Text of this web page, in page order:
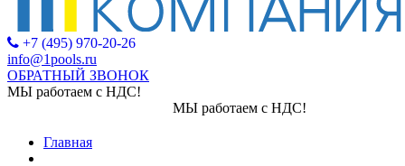
+7 (495) 970-20-26
info@1pools.ru
ОБРАТНЫЙ ЗВОНОК
МЫ работаем с НДС!
МЫ работаем с НДС!
Главная